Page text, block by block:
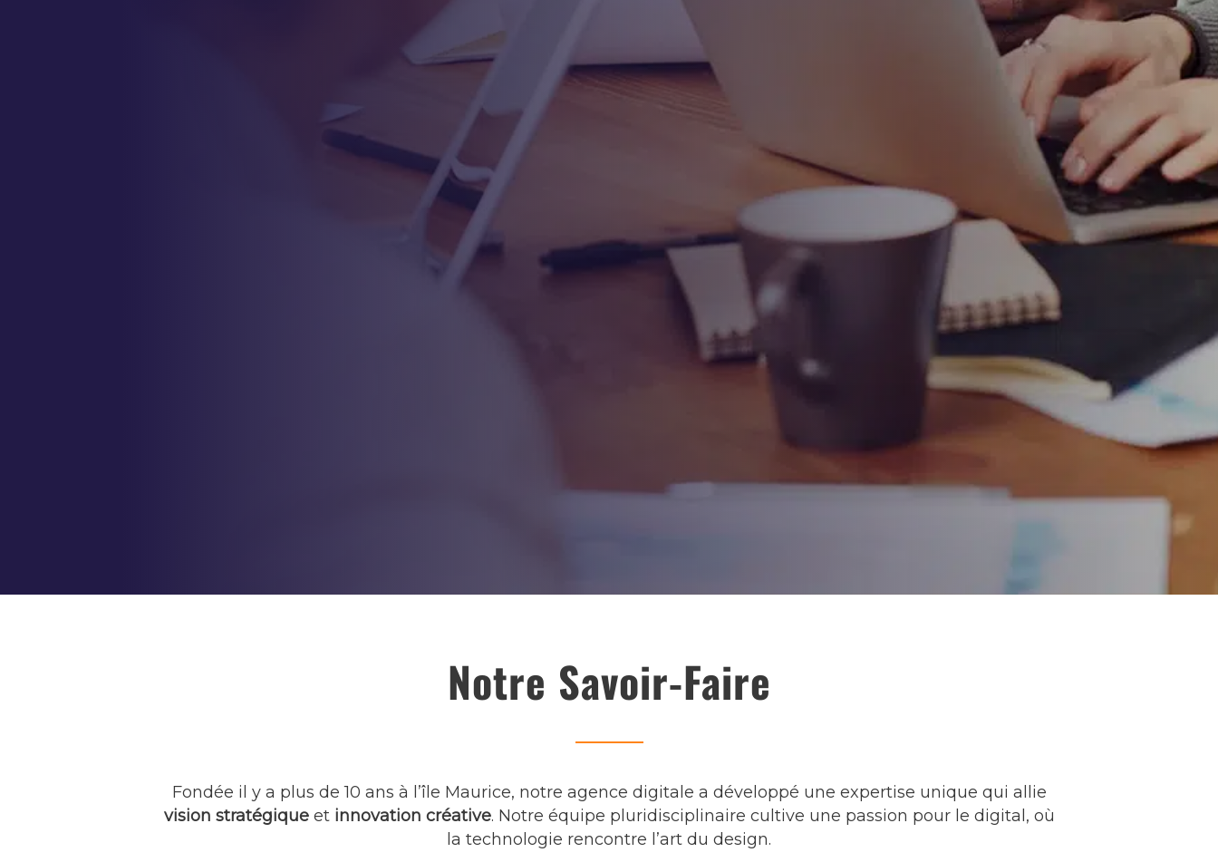
Notre Savoir-Faire
Fondée il y a plus de 10 ans à l’île Maurice, notre agence digitale a développé une expertise unique qui allie
vision stratégiqueet innovation créative. Notre équipe pluridisciplinaire cultive une passion pour le digital, où
la technologie rencontre l’art du design.